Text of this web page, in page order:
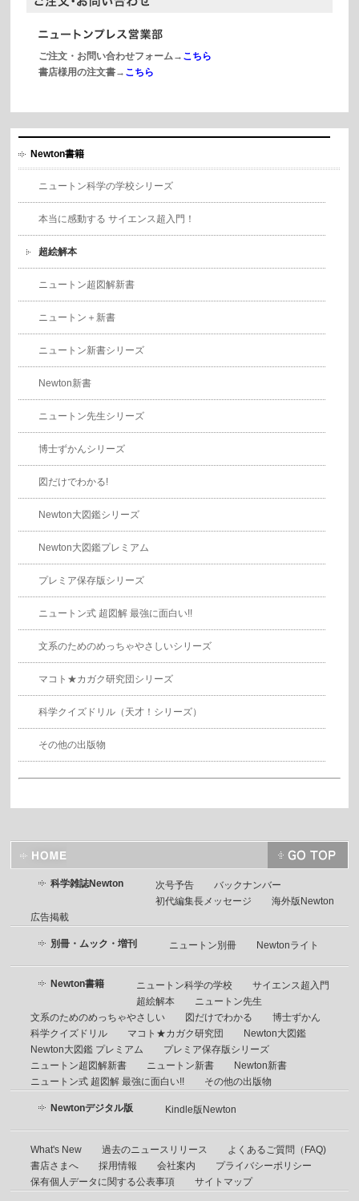
ご注文・お問い合わせフォーム→ こちら
書店様用の注文書→ こちら
Newton書籍
ニュートン科学の学校シリーズ
本当に感動する サイエンス超入門！
超絵解本
ニュートン超図解新書
ニュートン＋新書
ニュートン新書シリーズ
Newton新書
ニュートン先生シリーズ
博士ずかんシリーズ
図だけでわかる!
Newton大図鑑シリーズ
Newton大図鑑プレミアム
プレミア保存版シリーズ
ニュートン式 超図解 最強に面白い!!
文系のためのめっちゃやさしいシリーズ
マコト★カガク研究団シリーズ
科学クイズドリル（天才！シリーズ）
その他の出版物
科学雑誌Newton 次号予告
バックナンバー
初代編集長メッセージ
海外版Newton
広告掲載
別冊・ムック・増刊 ニュートン別冊 Newtonライト
Newton書籍 ニュートン科学の学校
サイエンス超入門
超絵解本
ニュートン先生
文系のためのめっちゃやさしい
図だけでわかる
博士ずかん
科学クイズドリル
マコト★カガク研究団
Newton大図鑑
Newton大図鑑 プレミアム
プレミア保存版シリーズ
ニュートン超図解新書
ニュートン新書
Newton新書
ニュートン式 超図解 最強に面白い!!
その他の出版物
Newtonデジタル版 Kindle版Newton
What's New 過去のニュースリリース
よくあるご質問（FAQ)
書店さまへ
採用情報 会社案内
プライバシーポリシー
保有個人データに関する公表事項
サイトマップ